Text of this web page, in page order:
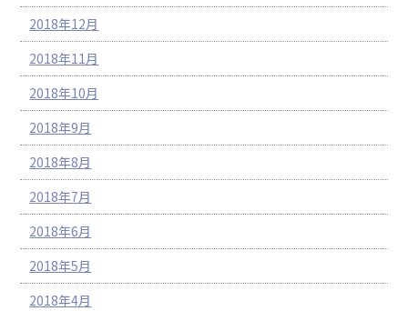
2018年12月
2018年11月
2018年10月
2018年9月
2018年8月
2018年7月
2018年6月
2018年5月
2018年4月